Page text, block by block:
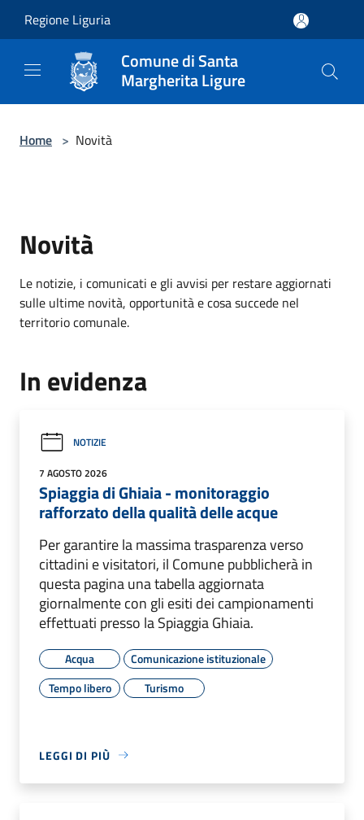
Regione Liguria
Comune di Santa
Margherita Ligure
Home > Novità
Novità
Le notizie, i comunicati e gli avvisi per restare aggiornati
sulle ultime novità, opportunità e cosa succede nel
territorio comunale.
In evidenza
NOTIZIE
7 AGOSTO 2026
Spiaggia di Ghiaia - monitoraggio
rafforzato della qualità delle acque
Per garantire la massima trasparenza verso
cittadini e visitatori, il Comune pubblicherà in
questa pagina una tabella aggiornata
giornalmente con gli esiti dei campionamenti
effettuati presso la Spiaggia Ghiaia.
Acqua
Comunicazione istituzionale
Tempo libero
Turismo
LEGGI DI PIÙ